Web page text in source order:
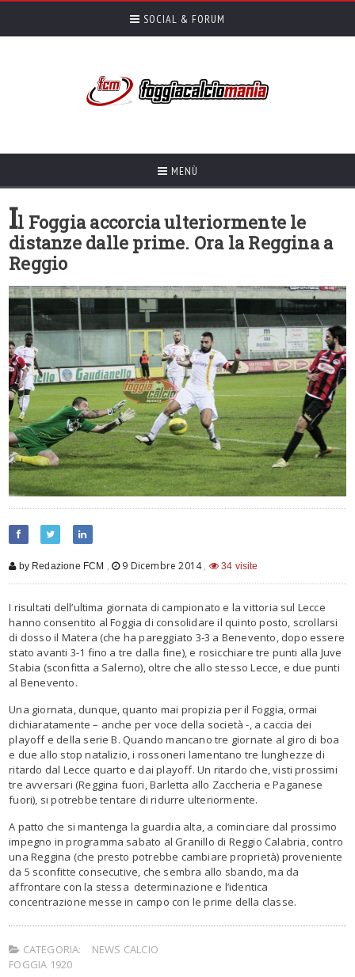
SOCIAL & FORUM
MENÙ
Il Foggia accorcia ulteriormente le
distanze dalle prime. Ora la Reggina a
Reggio
by Redazione FCM , 9 Dicembre 2014, 34 visite
I risultati dell’ultima giornata di campionato e la vittoria sul Lecce
hanno consentito al Foggia di consolidare il quinto posto, scrollarsi
di dosso il Matera (che ha pareggiato 3-3 a Benevento, dopo essere
stato avanti 3-1 fino a tre dalla fine), e rosicchiare tre punti alla Juve
Stabia (sconfitta a Salerno), oltre che allo stesso Lecce, e due punti
al Benevento.
Una giornata, dunque, quanto mai propizia per il Foggia, ormai
dichiaratamente – anche per voce della società -, a caccia dei
playoff e della serie B. Quando mancano tre giornate al giro di boa
e due allo stop natalizio, i rossoneri lamentano tre lunghezze di
ritardo dal Lecce quarto e dai playoff. Un ritardo che, visti prossimi
tre avversari (Reggina fuori, Barletta allo Zaccheria e Paganese
fuori), si potrebbe tentare di ridurre ulteriormente.
A patto che si mantenga la guardia alta, a cominciare dal prossimo
impegno in programma sabato al Granillo di Reggio Calabria, contro
una Reggina (che presto potrebbe cambiare proprietà) proveniente
da 5 sconfitte consecutive, che sembra allo sbando, ma da
affrontare con la stessa determinazione e l’identica
concentrazione messe in campo con le prime della classe.
CATEGORIA:
NEWS CALCIO
FOGGIA 1920